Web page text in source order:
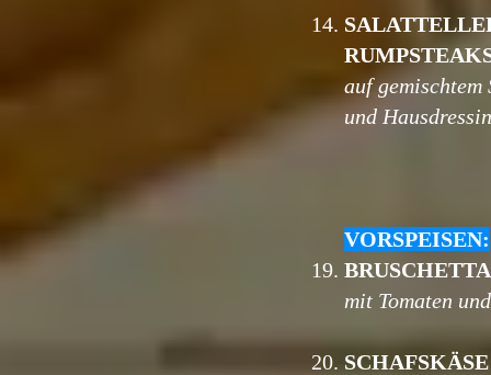
14.
19.
20.
auf
und
VORSPEISEN:
mit Tomaten